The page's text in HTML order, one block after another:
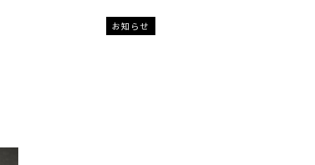
お知らせ